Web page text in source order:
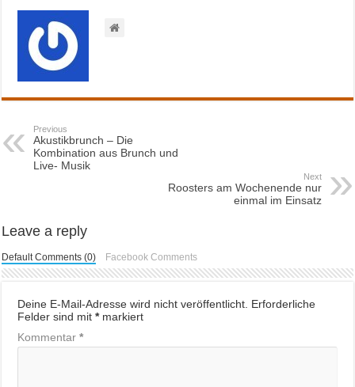
Previous
Akustikbrunch – Die
Kombination aus Brunch und
Live- Musik
Next
Roosters am Wochenende nur
einmal im Einsatz
Leave a reply
Default Comments (0) Facebook Comments
Deine E-Mail-Adresse wird nicht veröffentlicht. Erforderliche
Felder sind mit*markiert
Kommentar*